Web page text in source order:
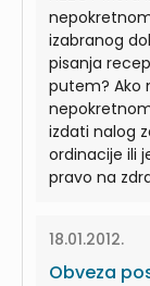
izabranog
pisanja
putem? Ako
izdati nalog
ordinacije ili
pravo na
18.01.2012.
Obveza